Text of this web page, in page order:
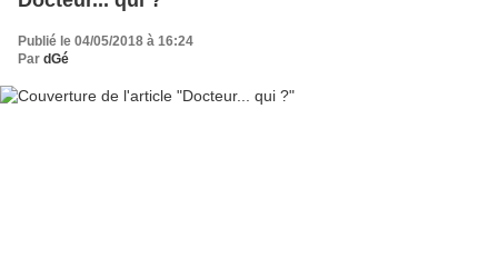
Publié le 04/05/2018 à 16:24
Par dGé